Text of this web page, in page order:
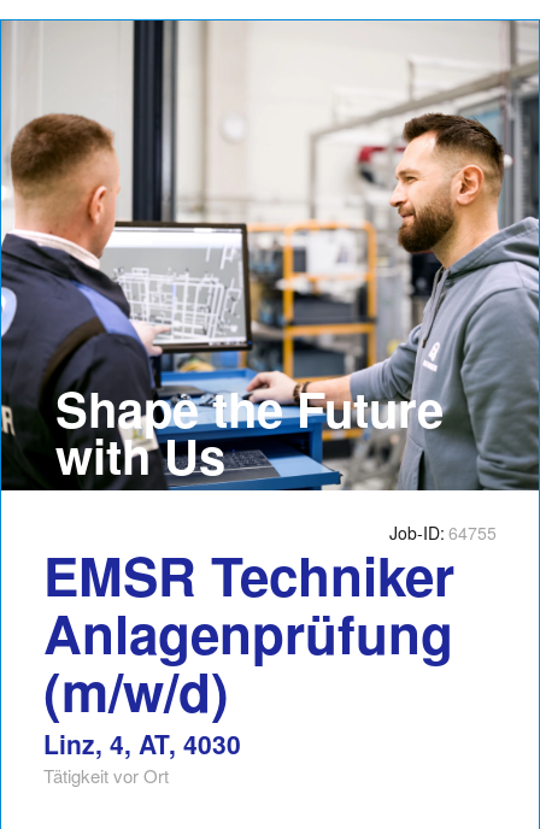
Job-ID:64755
EMSR Techniker
Anlagenprüfung
(m/w/d)
Linz, 4, AT, 4030
Tätigkeit vor Ort